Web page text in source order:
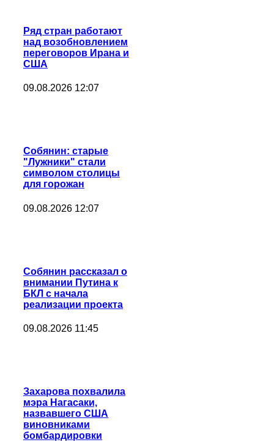
Ряд стран работают
над возобновлением
переговоров Ирана и
США
09.08.2026 12:07
Собянин: старые
"Лужники" стали
символом столицы
для горожан
09.08.2026 12:07
Собянин рассказал о
внимании Путина к
БКЛ с начала
реализации проекта
09.08.2026 11:45
Захарова похвалила
мэра Нагасаки,
назвавшего США
виновниками
бомбардировки